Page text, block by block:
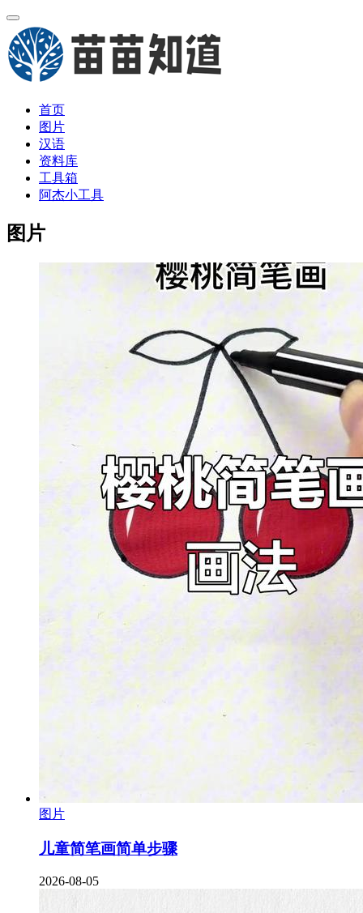
首页
图片
汉语
资料库
工具箱
阿杰小工具
图片
图片
儿童简笔画简单步骤
2026-08-05